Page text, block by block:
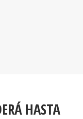
HASTA